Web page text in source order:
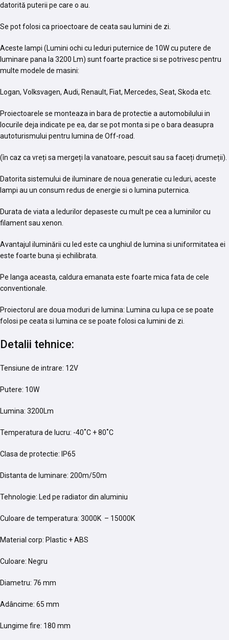
datorită puterii pe care o au.
Se pot folosi ca prioectoare de ceata sau lumini de zi.
Aceste lampi (Lumini ochi cu leduri puternice de 10W cu putere de
luminare pana la 3200 Lm) sunt foarte practice si se potrivesc pentru
multe modele de masini:
Logan, Volksvagen, Audi, Renault, Fiat, Mercedes, Seat, Skoda etc.
Proiectoarele se monteaza in bara de protectie a automobilului in
locurile deja indicate pe ea, dar se pot monta si pe o bara deasupra
autoturismului pentru lumina de Off-road.
(în caz ca vreți sa mergeți la vanatoare, pescuit sau sa faceți drumeții).
Datorita sistemului de iluminare de noua generatie cu leduri, aceste
lampi au un consum redus de energie si o lumina puternica.
Durata de viata a ledurilor depaseste cu mult pe cea a luminilor cu
filament sau xenon.
Avantajul iluminării cu led este ca unghiul de lumina si uniformitatea ei
este foarte buna și echilibrata.
Pe langa aceasta, caldura emanata este foarte mica fata de cele
conventionale.
Proiectorul are doua moduri de lumina: Lumina cu lupa ce se poate
folosi pe ceata si lumina ce se poate folosi ca lumini de zi.
Detalii tehnice:
Tensiune de intrare: 12V
Putere: 10W
Lumina: 3200Lm
Temperatura de lucru: -40˚C + 80˚C
Clasa de protectie: IP65
Distanta de luminare: 200m/50m
Tehnologie: Led pe radiator din aluminiu
Culoare de temperatura: 3000K – 15000K
Material corp: Plastic + ABS
Culoare: Negru
Diametru: 76 mm
Adâncime: 65 mm
Lungime fire: 180 mm